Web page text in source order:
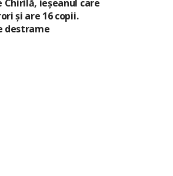
Chirilă, ieșeanul care
și are 16 copii.
destrame